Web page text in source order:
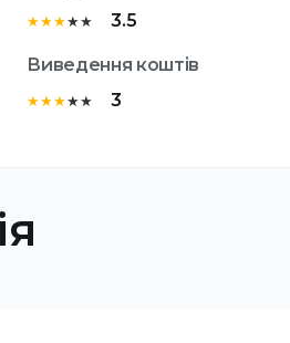
★
★
★
★
★ 3.5
Виведення коштів
★
★
★
★
★ 3